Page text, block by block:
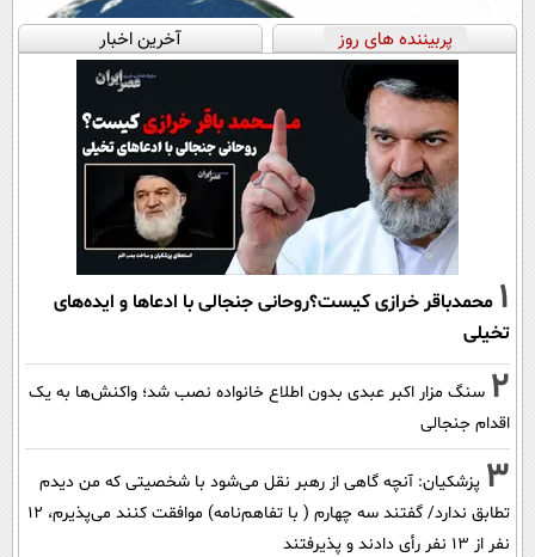
پربیننده های روز آخرین اخبار
1 محمدباقر خرازی کیست؟روحانی جنجالی با ادعاها و ایده‌های
تخیلی
2 سنگ مزار اکبر عبدی بدون اطلاع خانواده نصب شد؛ واکنش‌ها به یک
اقدام جنجالی
3 پزشکیان‌: آنچه گاهی از رهبر نقل می‌شود با شخصیتی که من دیدم
تطابق ندارد/ گفتند سه چهارم ( با تفاهم‌نامه) موافقت کنند می‌پذیرم، 12
نفر از 13 نفر رأی دادند و پذیرفتند